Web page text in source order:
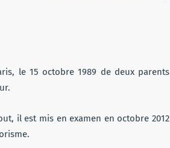
le 15 octobre 1989 de deux parents
il est mis en examen en octobre 2012